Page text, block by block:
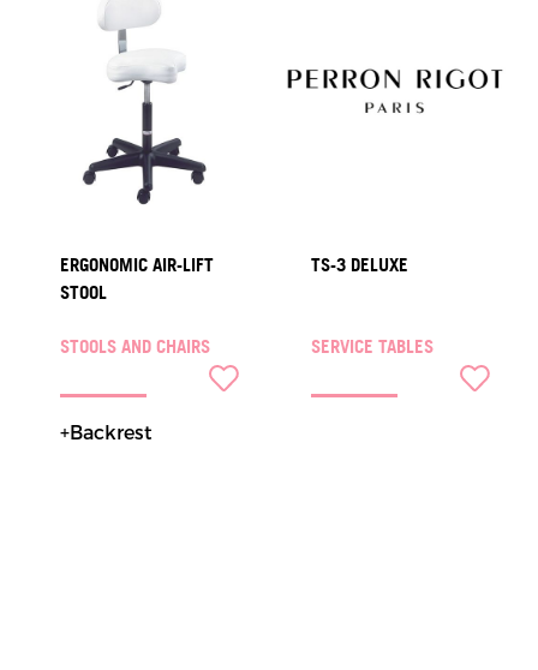
ERGONOMIC AIR-LIFT
STOOL
STOOLS AND CHAIRS
+Backrest
TS-3 DELUXE
SERVICE TABLES